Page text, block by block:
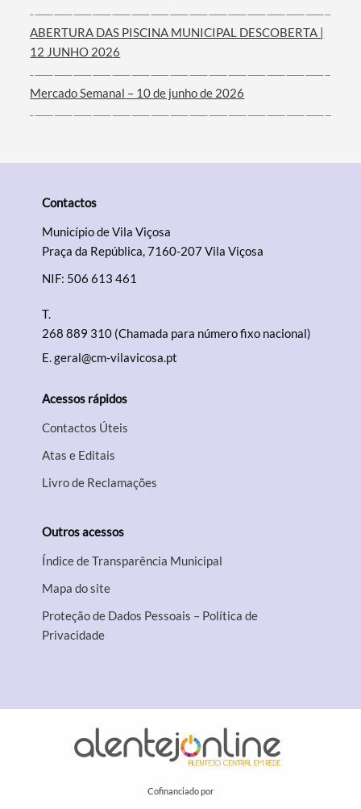
ABERTURA DAS PISCINA MUNICIPAL DESCOBERTA |
12 JUNHO 2026
Mercado Semanal – 10 de junho de 2026
Contactos
Município de Vila Viçosa
Praça da República, 7160-207 Vila Viçosa
NIF: 506 613 461
T.
268 889 310 (Chamada para número fixo nacional)
E.geral@cm-vilavicosa.pt
Acessos rápidos
Contactos Úteis
Atas e Editais
Livro de Reclamações
Outros acessos
Índice de Transparência Municipal
Mapa do site
Proteção de Dados Pessoais – Política de
Privacidade
Cofinanciado por